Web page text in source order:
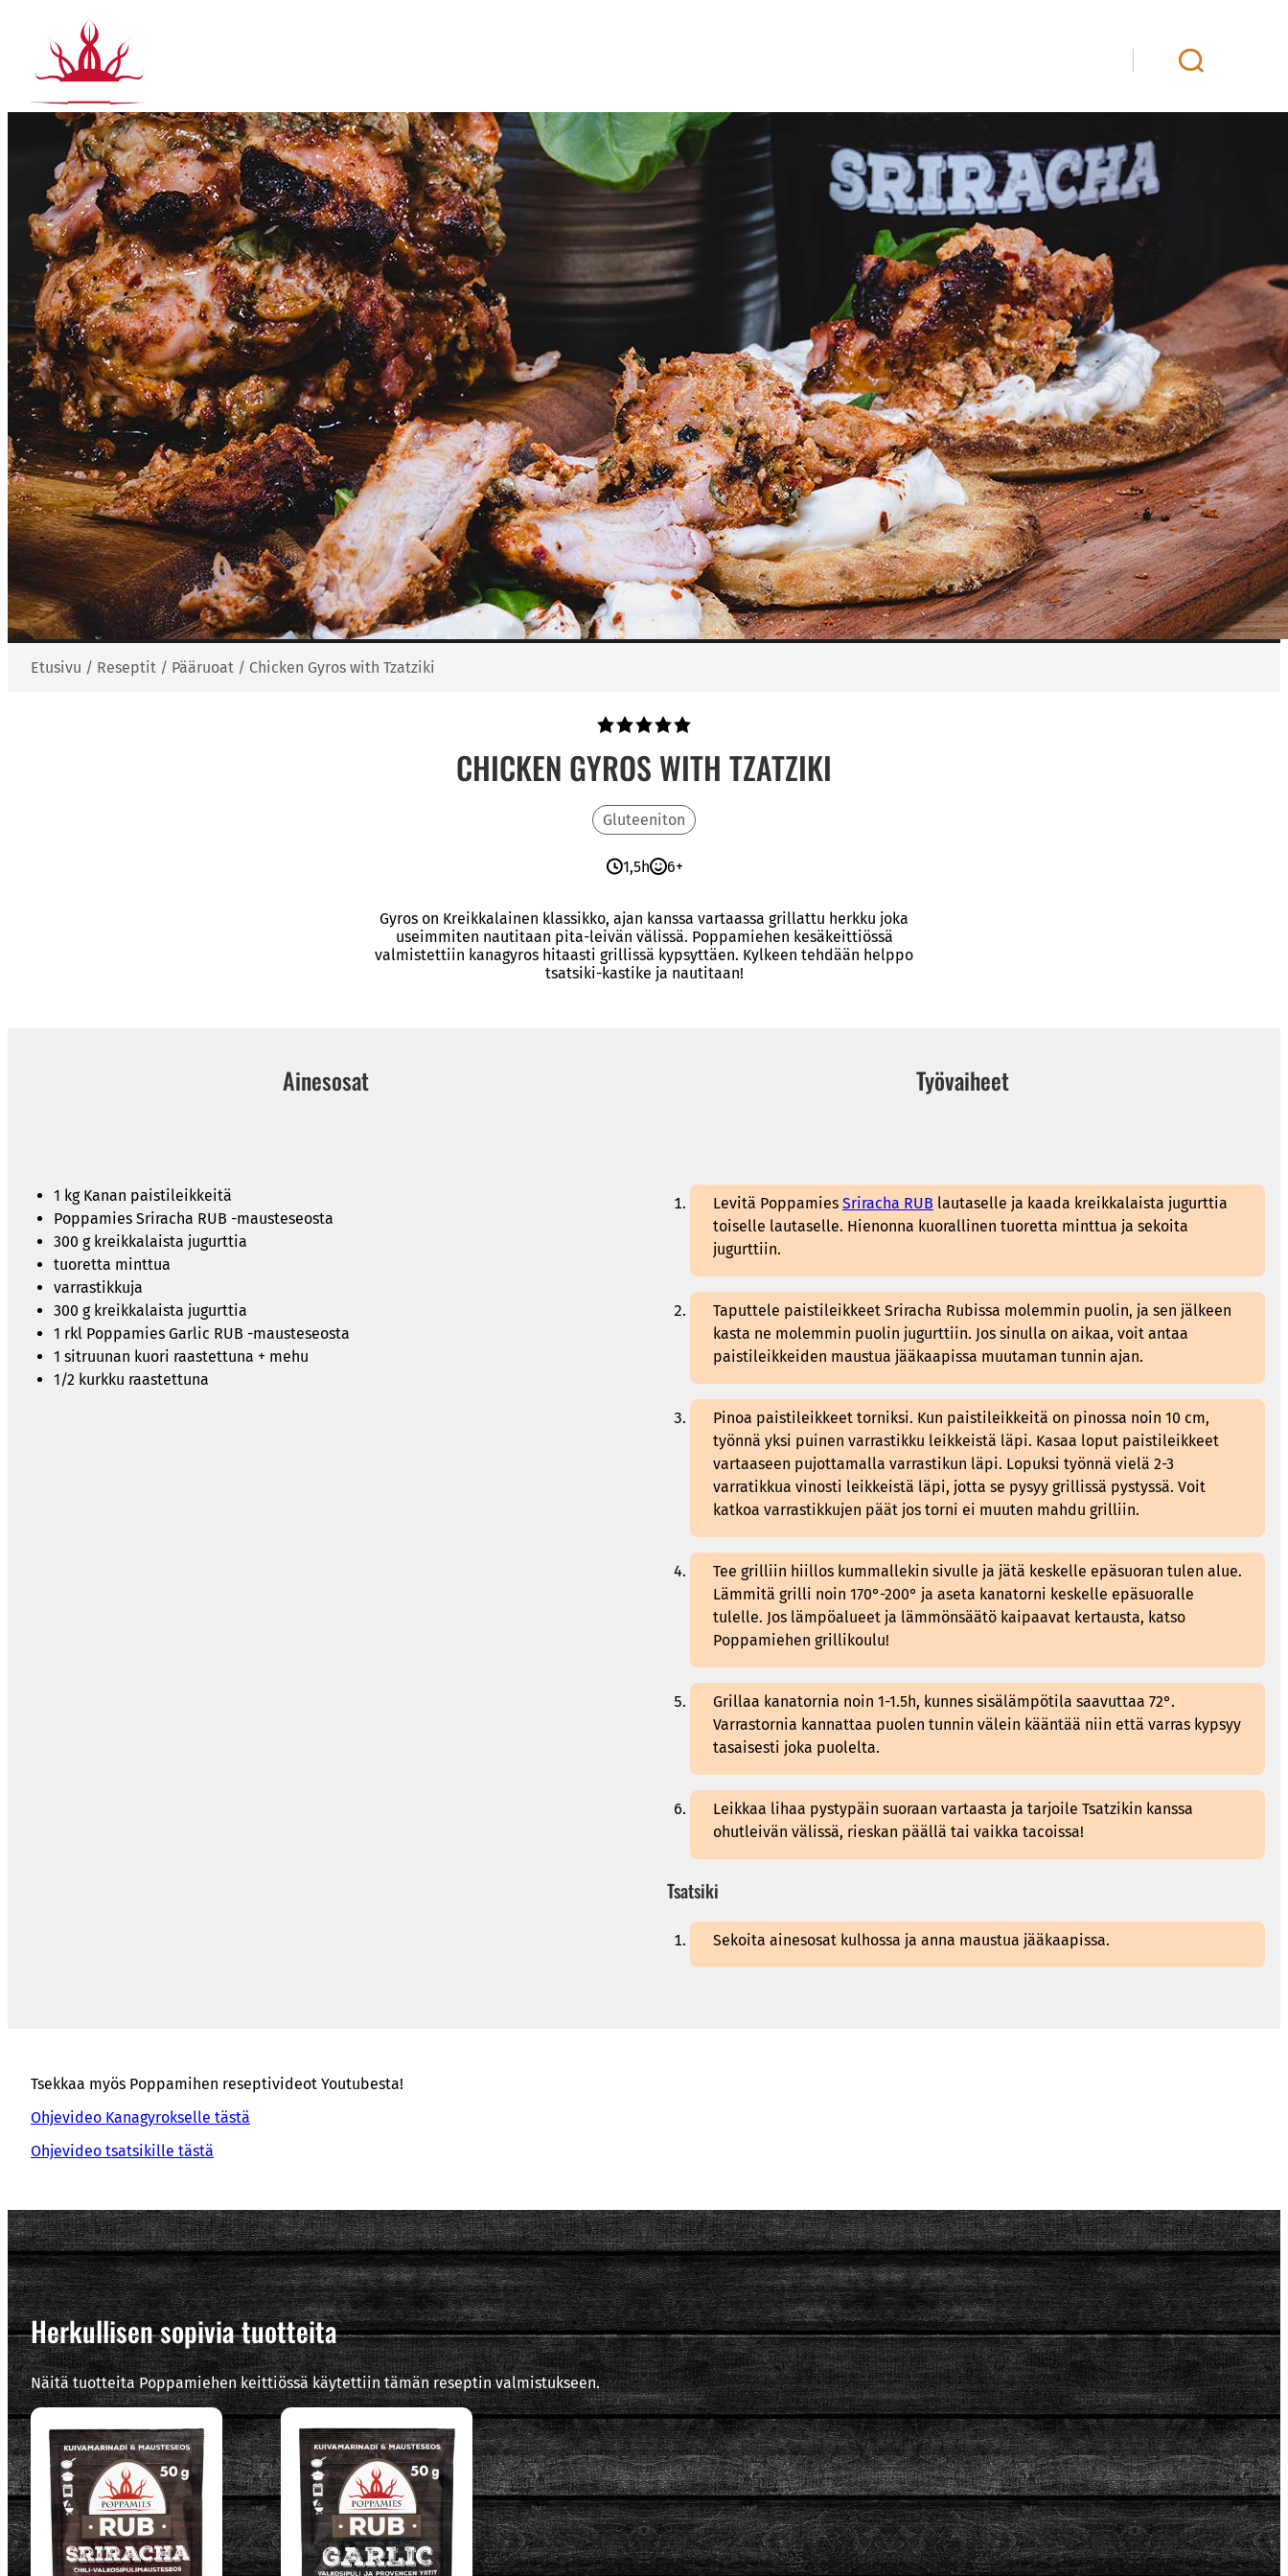
sisältöön
Etusivu / Reseptit / Pääruoat / Chicken Gyros with Tzatziki
CHICKEN GYROS WITH TZATZIKI
Gluteeniton
1,5h 6+
Gyros on Kreikkalainen klassikko, ajan kanssa vartaassa grillattu herkku joka
useimmiten nautitaan pita-leivän välissä. Poppamiehen kesäkeittiössä
valmistettiin kanagyros hitaasti grillissä kypsyttäen. Kylkeen tehdään helppo
tsatsiki-kastike ja nautitaan!
Ainesosat Työvaiheet
1 kg Kanan paistileikkeitä
Poppamies Sriracha RUB -mausteseosta
300 g kreikkalaista jugurttia
tuoretta minttua
varrastikkuja
300 g kreikkalaista jugurttia
1 rkl Poppamies Garlic RUB -mausteseosta
1 sitruunan kuori raastettuna + mehu
1/2 kurkku raastettuna
Levitä Poppamies Sriracha RUB lautaselle ja kaada kreikkalaista jugurttia
toiselle lautaselle. Hienonna kuorallinen tuoretta minttua ja sekoita
jugurttiin.
Taputtele paistileikkeet Sriracha Rubissa molemmin puolin, ja sen jälkeen
kasta ne molemmin puolin jugurttiin. Jos sinulla on aikaa, voit antaa
paistileikkeiden maustua jääkaapissa muutaman tunnin ajan.
Pinoa paistileikkeet torniksi. Kun paistileikkeitä on pinossa noin 10 cm,
työnnä yksi puinen varrastikku leikkeistä läpi. Kasaa loput paistileikkeet
vartaaseen pujottamalla varrastikun läpi. Lopuksi työnnä vielä 2-3
varratikkua vinosti leikkeistä läpi, jotta se pysyy grillissä pystyssä. Voit
katkoa varrastikkujen päät jos torni ei muuten mahdu grilliin.
Tee grilliin hiillos kummallekin sivulle ja jätä keskelle epäsuoran tulen alue.
Lämmitä grilli noin 170°-200° ja aseta kanatorni keskelle epäsuoralle
tulelle. Jos lämpöalueet ja lämmönsäätö kaipaavat kertausta, katso
Poppamiehen grillikoulu!
Grillaa kanatornia noin 1-1.5h, kunnes sisälämpötila saavuttaa 72°.
Varrastornia kannattaa puolen tunnin välein kääntää niin että varras kypsyy
tasaisesti joka puolelta.
Leikkaa lihaa pystypäin suoraan vartaasta ja tarjoile Tsatzikin kanssa
ohutleivän välissä, rieskan päällä tai vaikka tacoissa!
Tsatsiki
Sekoita ainesosat kulhossa ja anna maustua jääkaapissa.
Tsekkaa myös Poppamihen reseptivideot Youtubesta!
Ohjevideo Kanagyrokselle tästä
Ohjevideo tsatsikille tästä
Herkullisen sopivia tuotteita
Näitä tuotteita Poppamiehen keittiössä käytettiin tämän reseptin valmistukseen.